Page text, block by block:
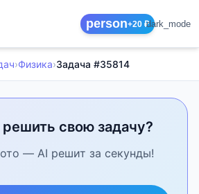
person+20 ₽dark_mode
›Физика›Задача #35814
свою задачу?
— AI решит за секунды!